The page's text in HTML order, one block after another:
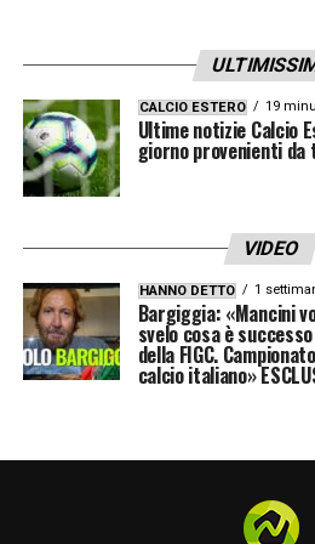
categoria, questa
Le sue parole delineano il
allenatore che,
deludenti della squadra,
maturato la
affrontare le sfide della
Verona – in Serie B –
sciogliere, ma Sammarco
svolto in condizioni di
che, seppur amara nei
forgiato il carattere e le
CALCIO ESTERO 19
Ultime notizie Calcio
giorno provenienti
VIDEO
HANNO DETTO 1
Bargiggia: «Mancini
svelo cosa è
della FIGC.
calcio italiano»